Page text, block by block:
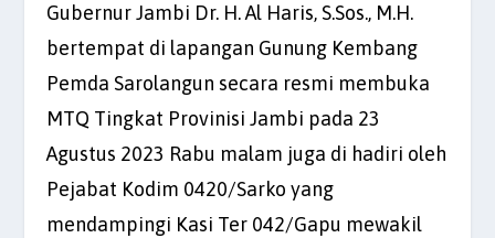
Gubernur Jambi Dr. H. Al Haris, S.Sos., M.H.
bertempat di lapangan Gunung Kembang
Pemda Sarolangun secara resmi membuka
MTQ Tingkat Provinisi Jambi pada 23
Agustus 2023 Rabu malam juga di hadiri oleh
Pejabat Kodim 0420/Sarko yang
mendampingi Kasi Ter 042/Gapu mewakil